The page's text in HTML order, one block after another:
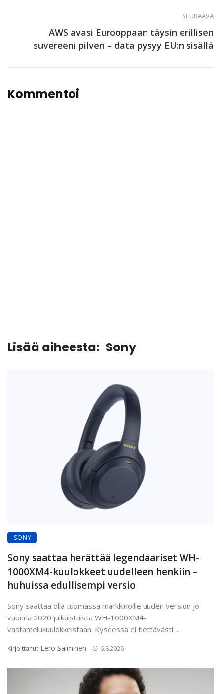
SEURAAVA
AWS avasi Eurooppaan täysin erillisen
suvereeni pilven – data pysyy EU:n sisällä
Kommentoi
Lisää aiheesta: Sony
SONY
Sony saattaa herättää legendaariset WH-
1000XM4-kuulokkeet uudelleen henkiin –
huhuissa edullisempi versio
Sony saattaa olla tuomassa markkinoille uuden version jo
vuonna 2020 julkaistuista WH-1000XM4-
vastamelukuulokkeistaan. Kyseessä ei tiettävästi ...
Kirjoittanut Eero Salminen 6.8.2026